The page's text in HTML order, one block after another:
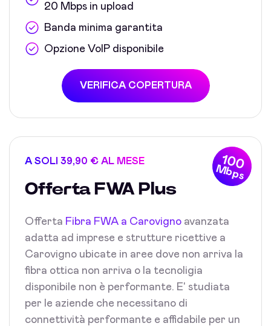
20 Mbps in upload
Banda minima garantita
Opzione VoIP disponibile
VERIFICA COPERTURA
100
Mbps
A SOLI 39,90 € AL MESE
Offerta FWA Plus
Offerta Fibra FWA a Carovigno avanzata
adatta ad imprese e strutture ricettive a
Carovigno ubicate in aree dove non arriva la
fibra ottica non arriva o la tecnoligia
disponibile non è performante. E' studiata
per le aziende che necessitano di
connettività performante e affidabile per un